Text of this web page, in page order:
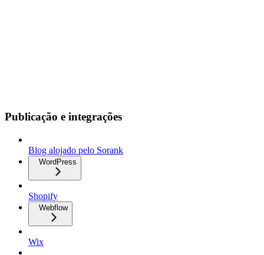
Publicação e integrações
Blog alojado pelo Sorank
WordPress
Shopify
Webflow
Wix